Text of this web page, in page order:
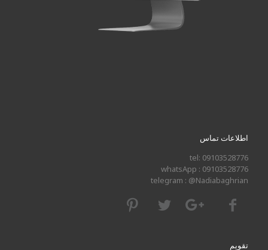
اطلاعات تماس
tel: 09103528776
whatsApp : 09103528776
telegram : @Nadiabaghrian
تقویم